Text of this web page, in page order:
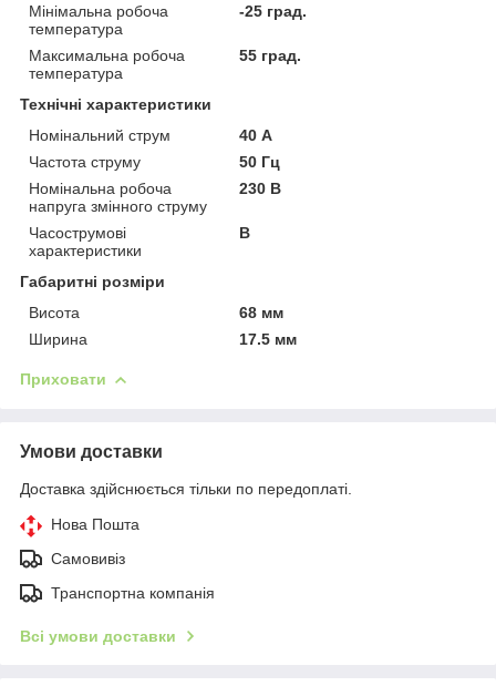
Мінімальна робоча
температура
-25 град.
Максимальна робоча
температура
55 град.
Технічні характеристики
Номінальний струм
40 А
Частота струму
50 Гц
Номінальна робоча
напруга змінного струму
230 В
Часострумові
характеристики
B
Габаритні розміри
Висота
68 мм
Ширина
17.5 мм
Приховати
Умови доставки
Доставка здійснюється тільки по передоплаті.
Нова Пошта
Самовивіз
Транспортна компанія
Всі умови доставки